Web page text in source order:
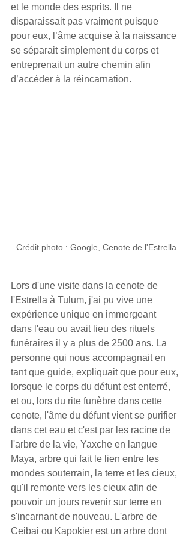
et le monde des esprits. Il ne
disparaissait pas vraiment puisque
pour eux, l’âme acquise à la naissance
se séparait simplement du corps et
entreprenait un autre chemin afin
d’accéder à la réincarnation.
Crédit photo : Google, Cenote de l'Estrella
Lors d'une visite dans la cenote de
l'Estrella à Tulum, j'ai pu vive une
expérience unique en immergeant
dans l'eau ou avait lieu des rituels
funéraires il y a plus de 2500 ans. La
personne qui nous accompagnait en
tant que guide, expliquait que pour eux,
lorsque le corps du défunt est enterré,
et ou, lors du rite funèbre dans cette
cenote, l'âme du défunt vient se purifier
dans cet eau et c'est par les racine de
l'arbre de la vie, Yaxche en langue
Maya, arbre qui fait le lien entre les
mondes souterrain, la terre et les cieux,
qu'il remonte vers les cieux afin de
pouvoir un jours revenir sur terre en
s'incarnant de nouveau. L'arbre de
Ceibai ou Kapokier est un arbre dont